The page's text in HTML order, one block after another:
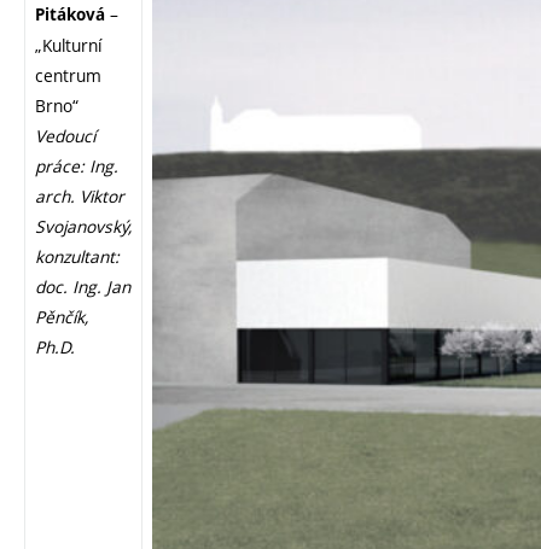
Pitáková –
„Kulturní
centrum
Brno“
Vedoucí
práce: Ing.
arch. Viktor
Svojanovský,
konzultant:
doc. Ing. Jan
Pěnčík,
Ph.D.